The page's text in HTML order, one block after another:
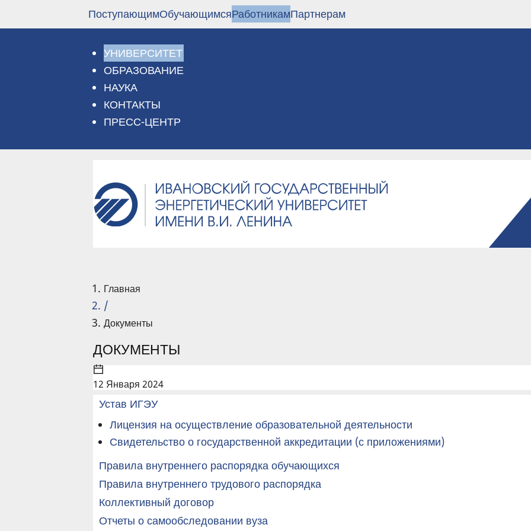
основному
ПоступающимОбучающимсяРаботникамПартнерам
УНИВЕРСИТЕТ
ОБРАЗОВАНИЕ
НАУКА
КОНТАКТЫ
ПРЕСС-ЦЕНТР
Главная
/
Документы
ДОКУМЕНТЫ
12 Января 2024
Устав ИГЭУ
Лицензия на осуществление образовательной деятельности
Свидетельство о государственной аккредитации (с приложениями)
Правила внутреннего распорядка обучающихся
Правила внутреннего трудового распорядка
Коллективный договор
Отчеты о самообследовании вуза